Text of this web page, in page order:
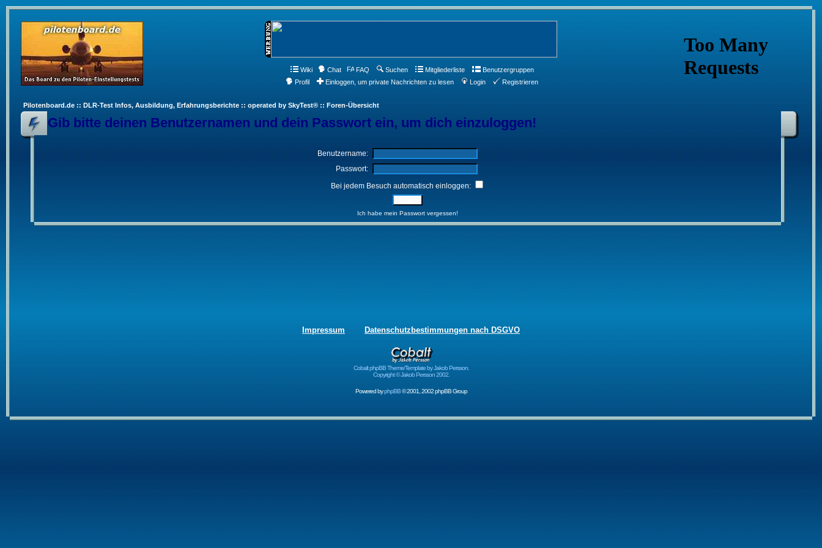
Wiki Chat FAQ Suchen Mitgliederliste
Benutzergruppen
Profil
Einloggen, um private Nachrichten zu lesen Login Registrieren
Pilotenboard.de :: DLR-Test Infos, Ausbildung, Erfahrungsberichte :: operated by SkyTest® :: Foren-Übersicht
Gib bitte deinen Benutzernamen und dein Passwort ein, um dich einzuloggen!
Benutzername:
Passwort:
Bei jedem Besuch automatisch einloggen:
Ich habe mein Passwort vergessen!
Impressum Datenschutzbestimmungen nach DSGVO
Cobalt phpBB Theme/Template by Jakob Persson.
Copyright © Jakob Persson 2002.
Powered byphpBB© 2001, 2002 phpBB Group